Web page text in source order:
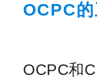
OCPC
OCPC和